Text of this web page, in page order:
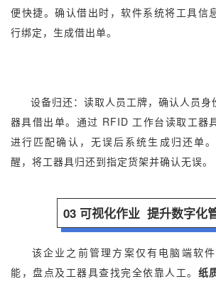
便快捷。确认借出时，软件系统将工具信
行绑定，生成借出单。
设备归还：读取人员工牌，确认人员身
器具借出单。通过 RFID 工作台读取工器
进行匹配确认，无误后系统生成归还单
醒，将工器具归还到指定货架并确认无误。
03 可视化作业 提升数字化
该企业之前管理方案仅有电脑端软
能，盘点及工器具查找完全依靠人工。 纸